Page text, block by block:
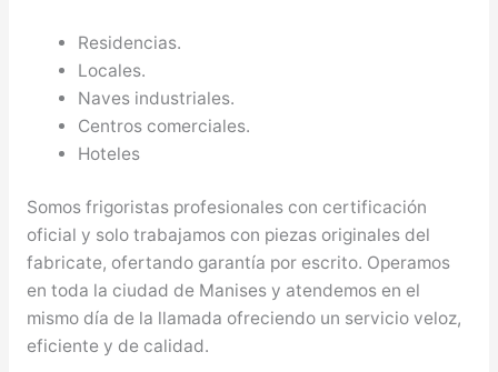
Residencias.
Locales.
Naves industriales.
Centros comerciales.
Hoteles
Somos frigoristas profesionales con certificación
oficial y solo trabajamos con piezas originales del
fabricate, ofertando garantía por escrito. Operamos
en toda la ciudad de Manises y atendemos en el
mismo día de la llamada ofreciendo un servicio veloz,
eficiente y de calidad.